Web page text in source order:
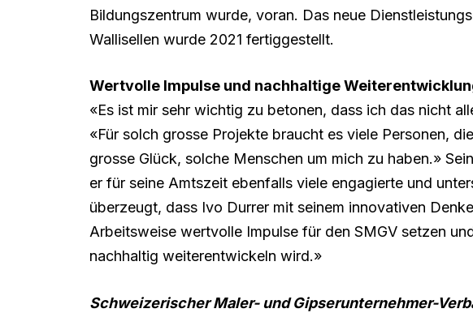
Bildungszentrum wurde, voran. Das neue
Wallisellen wurde 2021 fertiggestellt.
Wertvolle Impulse und nachhaltige
«Es ist mir sehr wichtig zu betonen, dass ich das nicht
«Für solch grosse Projekte braucht es viele Personen,
grosse Glück, solche Menschen um mich zu haben.»
er für seine Amtszeit ebenfalls viele engagierte und
überzeugt, dass Ivo Durrer mit seinem innovativen
Arbeitsweise wertvolle Impulse für den SMGV setzen
nachhaltig weiterentwickeln wird.»
Schweizerischer Maler- und Gipserunternehmer-